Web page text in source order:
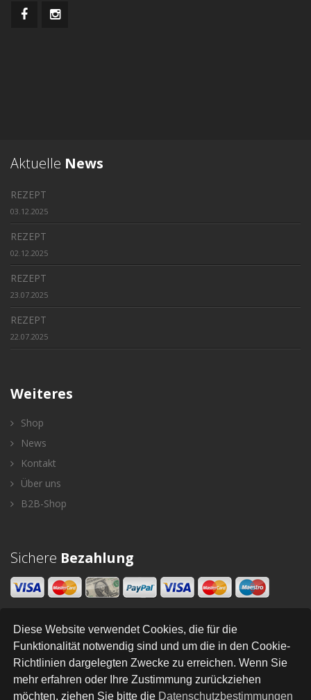
Diese Website verwendet Cookies, die für die
Funktionalität notwendig sind und um die in den Cookie-
Richtlinien dargelegten Zwecke zu erreichen. Wenn Sie
mehr erfahren oder Ihre Zustimmung zurückziehen
möchten, ziehen Sie bitte die Datenschutzbestimmungen
Aktuelle News
REZEPT
03.12.2025
REZEPT
02.12.2025
REZEPT
23.07.2025
REZEPT
22.07.2025
Weiteres
Shop
News
Kontakt
Über uns
B2B-Shop
Sichere Bezahlung
Newsletter
SENDEN